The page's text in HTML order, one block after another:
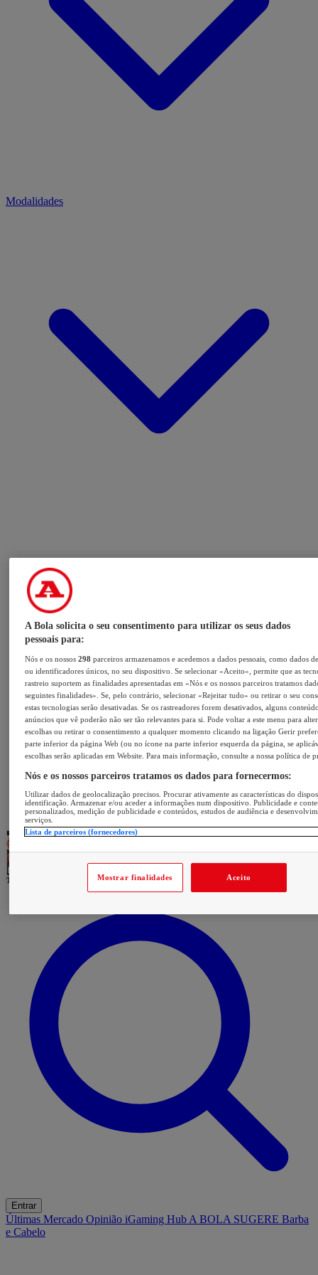
Modalidades
Entrar
Últimas Mercado Opinião iGaming Hub A BOLA SUGERE Barba
e Cabelo
A Bola solicita o seu consentimento para utilizar os seus dados
pessoais para:
Nós e os nossos298 parceiros armazenamos e acedemos a dados pessoais, como dados
ou identificadores únicos, no seu dispositivo. Se selecionar «Aceito», permite que as
rastreio suportem as finalidades apresentadas em «Nós e os nossos parceiros tratamos
seguintes finalidades». Se, pelo contrário, selecionar «Rejeitar tudo» ou retirar o seu
estas tecnologias serão desativadas. Se os rastreadores forem desativados, alguns
anúncios que vê poderão não ser tão relevantes para si. Pode voltar a este menu para
escolhas ou retirar o consentimento a qualquer momento clicando na ligação Gerir
parte inferior da página Web (ou no ícone na parte inferior esquerda da página, se
escolhas serão aplicadas em Website. Para mais informação, consulte a nossa política de
Nós e os nossos parceiros tratamos os dados para fornecermos:
Utilizar dados de geolocalização precisos. Procurar ativamente as características do
identificação. Armazenar e/ou aceder a informações num dispositivo. Publicidade e
personalizados, medição de publicidade e conteúdos, estudos de audiência e
serviços.
Lista de parceiros (fornecedores)
Mostrar finalidades Aceito